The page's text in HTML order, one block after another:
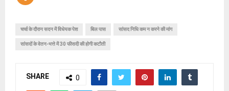
चर्चा के दौरान सदन में विधेयक पेश बिल पास सांसद निधि कम न करने की मांग
सांसदों के वेतन-भत्ते में 30 फीसदी की होगी कटौती
SHARE 0